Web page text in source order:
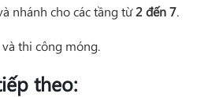
nhánh cho các tầng từ2 đến 7.
thi công móng.
theo: